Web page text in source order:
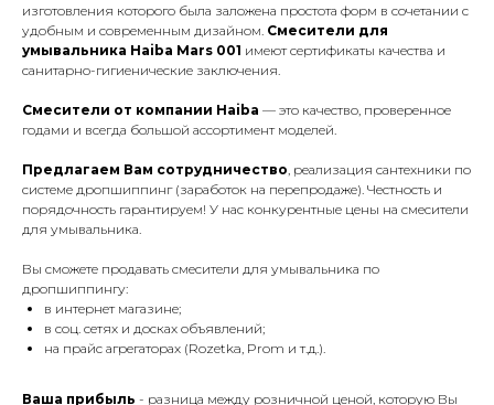
изготовления которого была заложена простота форм в сочетании с
удобным и современным дизайном. Смесители для
умывальника Haiba Mars 001 имеют сертификаты качества и
санитарно-гигиенические заключения.
Смесители от компании Haiba — это качество, проверенное
годами и всегда большой ассортимент моделей.
Предлагаем Вам сотрудничество, реализация сантехники по
системе дропшиппинг (заработок на перепродаже). Честность и
порядочность гарантируем! У нас конкурентные цены на смесители
для умывальника.
Вы сможете продавать смесители для умывальника по
дропшиппингу:
в интернет магазине;
в соц. сетях и досках объявлений;
на прайс агрегаторах (Rozetka, Prom и т.д.).
Ваша прибыль - разница между розничной ценой, которую Вы